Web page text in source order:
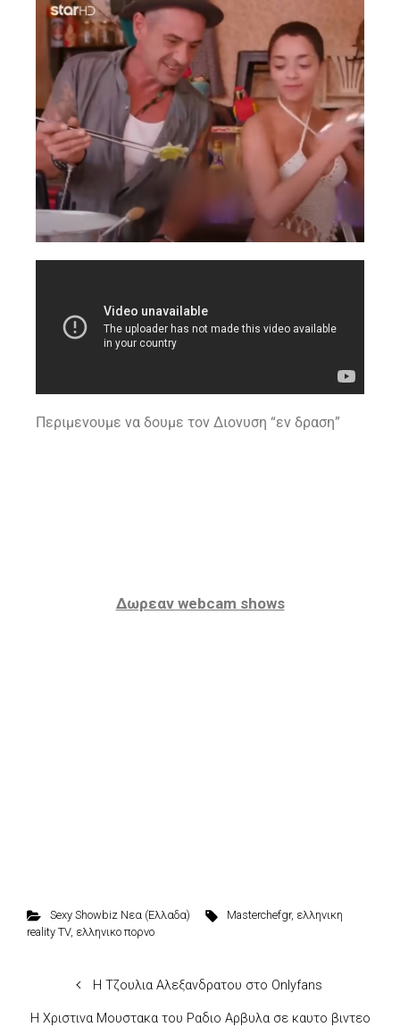
Περιμενουμε να δουμε τον Διονυση “εν δραση”
Δωρεαν webcam shows
Sexy Showbiz Νεα (Ελλαδα) Masterchefgr, ελληνικη
reality TV, ελληνικο πορνο
H Τζουλια Αλεξανδρατου στο Onlyfans
Η Χριστινα Μουστακα του Ραδιο Αρβυλα σε καυτο βιντεο